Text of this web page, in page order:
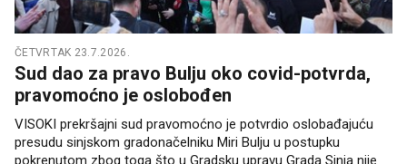
ČETVRTAK 23.7.2026.
Sud dao za pravo Bulju oko covid-potvrda,
pravomoćno je oslobođen
VISOKI prekršajni sud pravomoćno je potvrdio oslobađajuću
presudu sinjskom gradonačelniku Miri Bulju u postupku
pokrenutom zbog toga što u Gradsku upravu Grada Sinja nije